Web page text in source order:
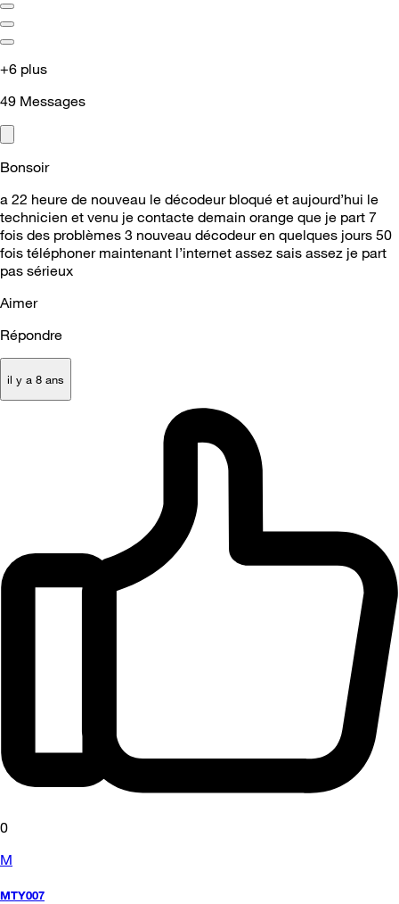
+6 plus
49 Messages
Bonsoir
a 22 heure de nouveau le décodeur bloqué et aujourd’hui le
technicien et venu je contacte demain orange que je part 7
fois des problèmes 3 nouveau décodeur en quelques jours 50
fois téléphoner maintenant l’internet assez sais assez je part
pas sérieux
Aimer
Répondre
il y a 8 ans
0
M
MTY007